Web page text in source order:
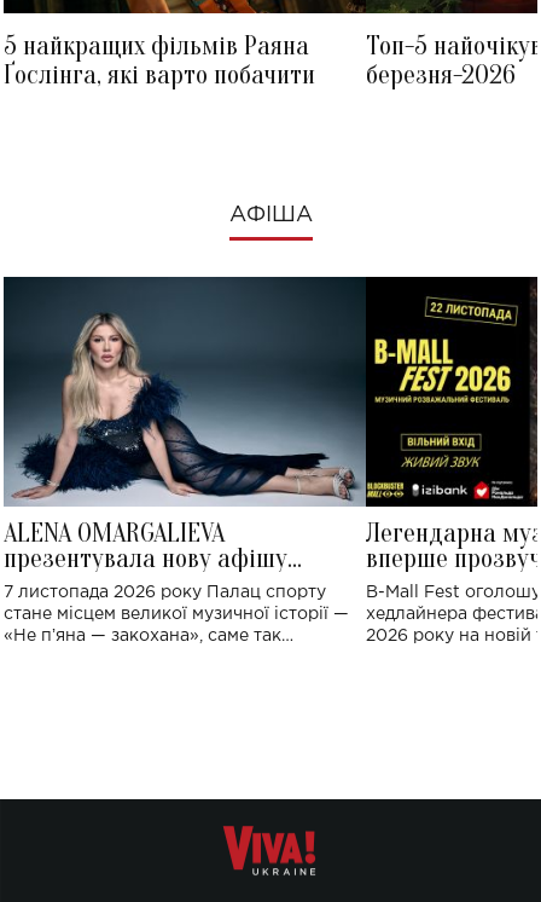
5 найкращих фільмів Раяна
Ґослінга, які варто побачити
Топ-5
березня-2026
АФІША
ALENA OMARGALIEVA
презентувала нову афішу
великого концерту в Палаці
спорту
7 листопада 2026 року Палац спорту
стане місцем великої музичної історії —
«Не пʼяна — закохана», саме так
Легендарна
вперше
Україні: де
B-Mall Fest
хедлайнера
2026 року на новій